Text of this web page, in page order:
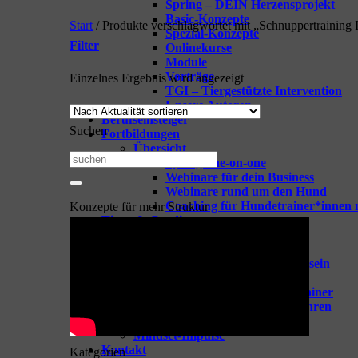
Spring – DEIN Herzensprojekt
Basic-Konzepte
Spezial-Konzepte
Onlinekurse
Module
Vorträge
TGI – Tiergestützte Intervention
Unsere Autoren
Berufseinsteiger
Fortbildungen
Übersicht
Spring-one-on-one
Webinare für dein Business
Webinare rund um den Hund
Coaching für Hundetrainer*innen
Tipps & Goodies
Vorbereitung aufs Hundetrainersein
Erfolgreich Starten als Hundetrainer
Hundeschule mit Leichtigkeit führen
Mindset-Impulse
Kontakt
Start / Produkte verschlagwortet mit „Schnuppertraining
Filter
Einzelnes Ergebnis wird angezeigt
Suchen
Suchen
nach:
Konzepte für mehr Struktur
Kategorien